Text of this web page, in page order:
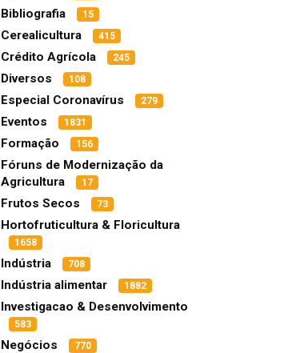
Bibliografia 15
Cerealicultura 415
Crédito Agrícola 245
Diversos 108
Especial Coronavírus 279
Eventos 1831
Formação 156
Fóruns de Modernização da
Agricultura
17
Frutos Secos 73
Hortofruticultura & Floricultura
1658
Indústria 708
Indústria alimentar 1882
Investigacao & Desenvolvimento
583
Negócios 770